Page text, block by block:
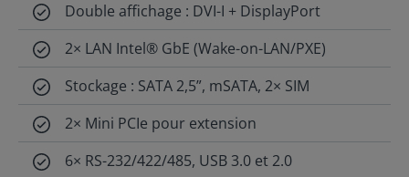
Double affichage : DVI-I + DisplayPort
2× LAN Intel® GbE (Wake-on-LAN/PXE)
Stockage : SATA 2,5”, mSATA, 2× SIM
2× Mini PCIe pour extension
6× RS-232/422/485, USB 3.0 et 2.0